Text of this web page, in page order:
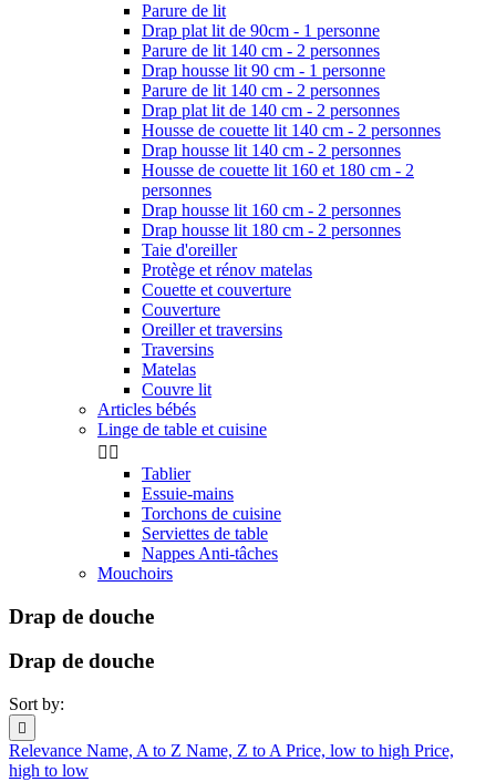
Parure de lit
Drap plat lit de 90cm - 1 personne
Parure de lit 140 cm - 2 personnes
Drap housse lit 90 cm - 1 personne
Parure de lit 140 cm - 2 personnes
Drap plat lit de 140 cm - 2 personnes
Housse de couette lit 140 cm - 2 personnes
Drap housse lit 140 cm - 2 personnes
Housse de couette lit 160 et 180 cm - 2
personnes
Drap housse lit 160 cm - 2 personnes
Drap housse lit 180 cm - 2 personnes
Taie d'oreiller
Protège et rénov matelas
Couette et couverture
Couverture
Oreiller et traversins
Traversins
Matelas
Couvre lit
Articles bébés
Linge de table et cuisine
 
Tablier
Essuie-mains
Torchons de cuisine
Serviettes de table
Nappes Anti-tâches
Mouchoirs
Drap de douche
Drap de douche
Sort by:

Relevance Name, A to Z Name, Z to A Price, low to high Price,
high to low